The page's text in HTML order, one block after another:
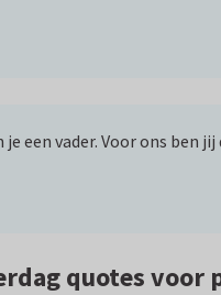
een vader. Voor ons ben
quotes voor